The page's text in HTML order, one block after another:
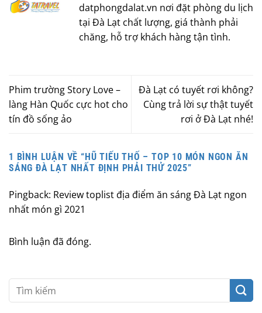
datphongdalat.vn nơi đặt phòng du lịch
tại Đà Lạt chất lượng, giá thành phải
chăng, hỗ trợ khách hàng tận tình.
Phim trường Story Love –
làng Hàn Quốc cực hot cho
tín đồ sống ảo
Đà Lạt có tuyết rơi không?
Cùng trả lời sự thật tuyết
rơi ở Đà Lạt nhé!
1 BÌNH LUẬN VỀ “HŨ TIẾU THỐ – TOP 10 MÓN NGON ĂN
SÁNG ĐÀ LẠT NHẤT ĐỊNH PHẢI THỬ 2025”
Pingback: Review toplist địa điểm ăn sáng Đà Lạt ngon
nhất món gì 2021
Bình luận đã đóng.